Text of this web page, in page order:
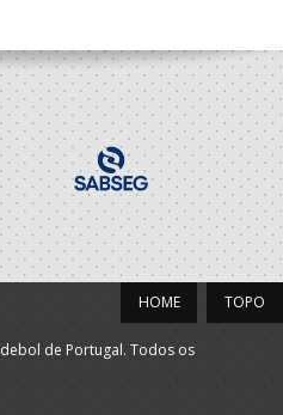
SUB-20 M
SUB-18 M / SUB-20 M
TOPO
HOME
de Portugal. Todos os